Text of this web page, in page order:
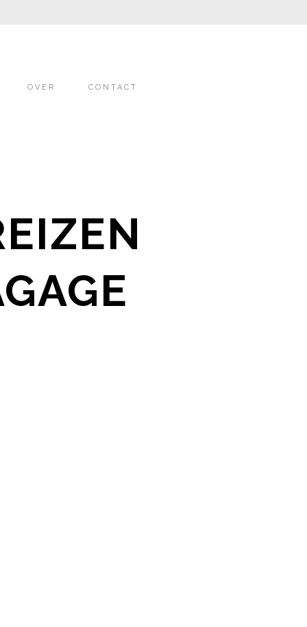
OVER CONTACT